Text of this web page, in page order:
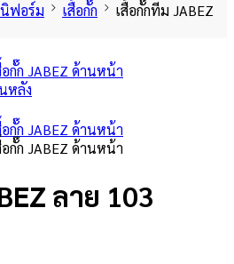
ฟอร์ม เสื้อกั๊ก
เสื้อกั๊กทีม JABEZ
ลาย 103